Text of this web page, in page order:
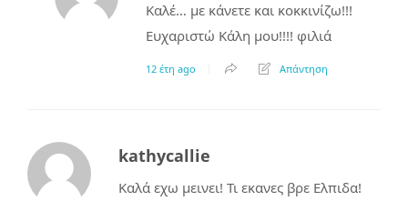
Καλέ… με κάνετε και κοκκινίζω!!!
Ευχαριστώ Κάλη μου!!!! φιλιά
12 έτη ago Απάντηση
kathycallie
Καλά εχω μεινει! Τι εκανες βρε Ελπιδα!